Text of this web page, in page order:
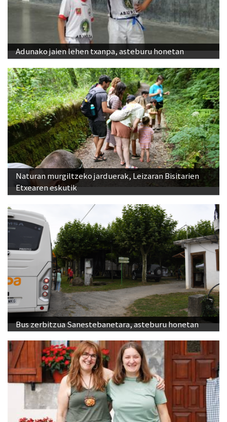
Adunako jaien lehen txanpa, asteburu honetan
Naturan murgiltzeko jarduerak, Leizaran Bisitarien
Etxearen eskutik
Bus zerbitzua Sanestebanetara, asteburu honetan